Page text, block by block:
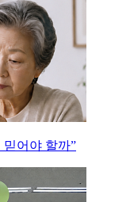
믿어야 할까”